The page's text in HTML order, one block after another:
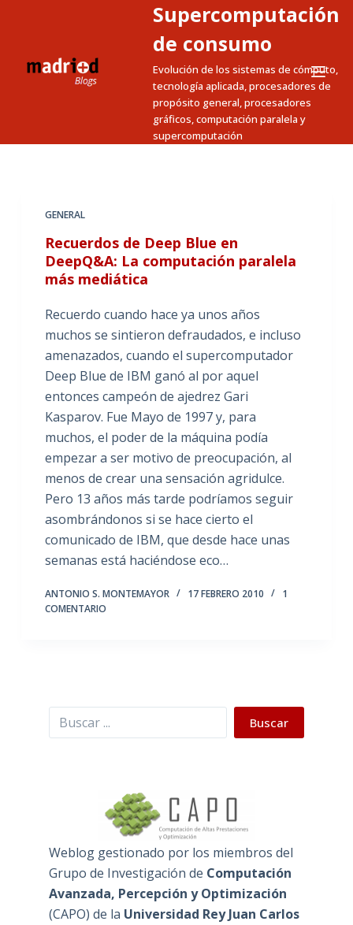
a
Supercomputación
de consumo
Evolución de los sistemas de cómputo,
tecnología aplicada, procesadores de
propósito general, procesadores
gráficos, computación paralela y
supercomputación
GENERAL
Recuerdos de Deep Blue en
DeepQ&A: La computación paralela
más mediática
Recuerdo cuando hace ya unos años
muchos se sintieron defraudados, e incluso
amenazados, cuando el supercomputador
Deep Blue de IBM ganó al por aquel
entonces campeón de ajedrez Gari
Kasparov. Fue Mayo de 1997 y, para
muchos, el poder de la máquina podía
empezar a ser motivo de preocupación, al
menos de crear una sensación agridulce.
Pero 13 años más tarde podríamos seguir
asombrándonos si se hace cierto el
comunicado de IBM, que desde hace unas
semanas está haciéndose eco…
ANTONIO S. MONTEMAYOR 17 FEBRERO 2010
1
COMENTARIO
Buscar Buscar
Weblog gestionado por los miembros del
Grupo de Investigación de Computación
Avanzada, Percepción y Optimización
(CAPO) de la Universidad Rey Juan Carlos